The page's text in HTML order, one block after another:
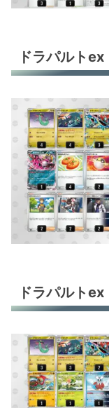
ドラパルトex
ドラパルトex